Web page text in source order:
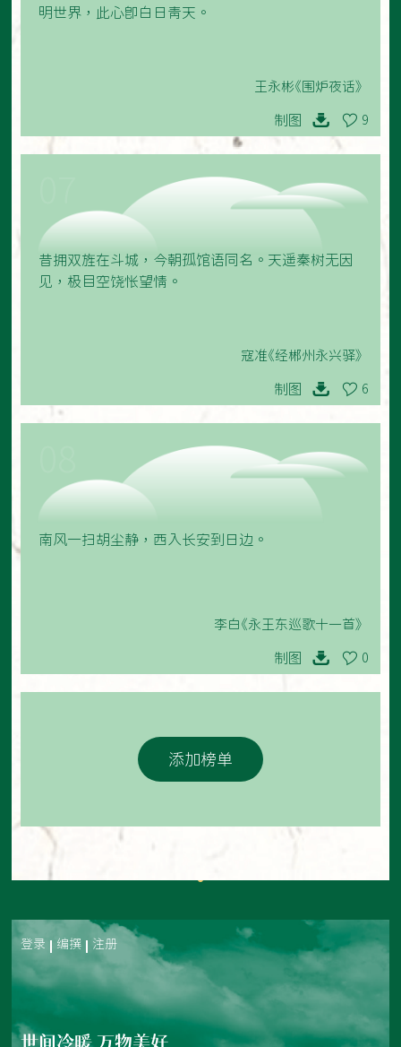
明世界，此心即白日青天。
王永彬《围炉夜话》
制图 9
昔拥双旌在斗城，今朝孤馆语同名。天遥秦树无因
见，极目空饶怅望情。
寇准《经郴州永兴驿》
制图 6
南风一扫胡尘静，西入长安到日边。
李白《永王东巡歌十一首》
制图 0
添加榜单
登录 编撰 注册
世间冷暖 万物美好